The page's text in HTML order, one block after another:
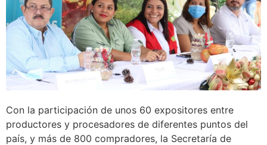
Con la participación de unos 60 expositores entre
productores y procesadores de diferentes puntos del
país, y más de 800 compradores, la Secretaría de